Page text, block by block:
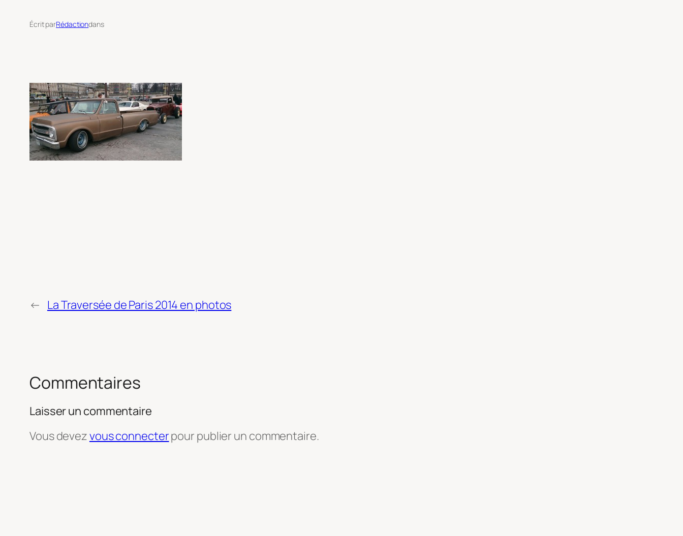
Écrit parRédactiondans
← La Traversée de Paris 2014 en photos
Commentaires
Laisser un commentaire
Vous devezvous connecterpour publier un commentaire.